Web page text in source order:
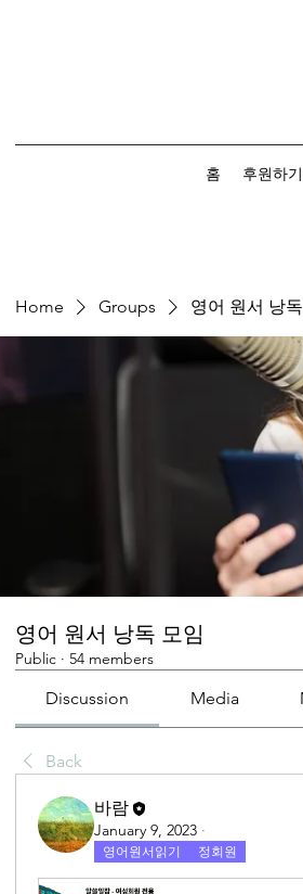
홈 후원하기
Home Groups 영어 원서 낭
영어 원서 낭독 모임
Public · 54 members
Discussion Media
Back
바람
January 9, 2023 ·
영어원서읽기 정회원